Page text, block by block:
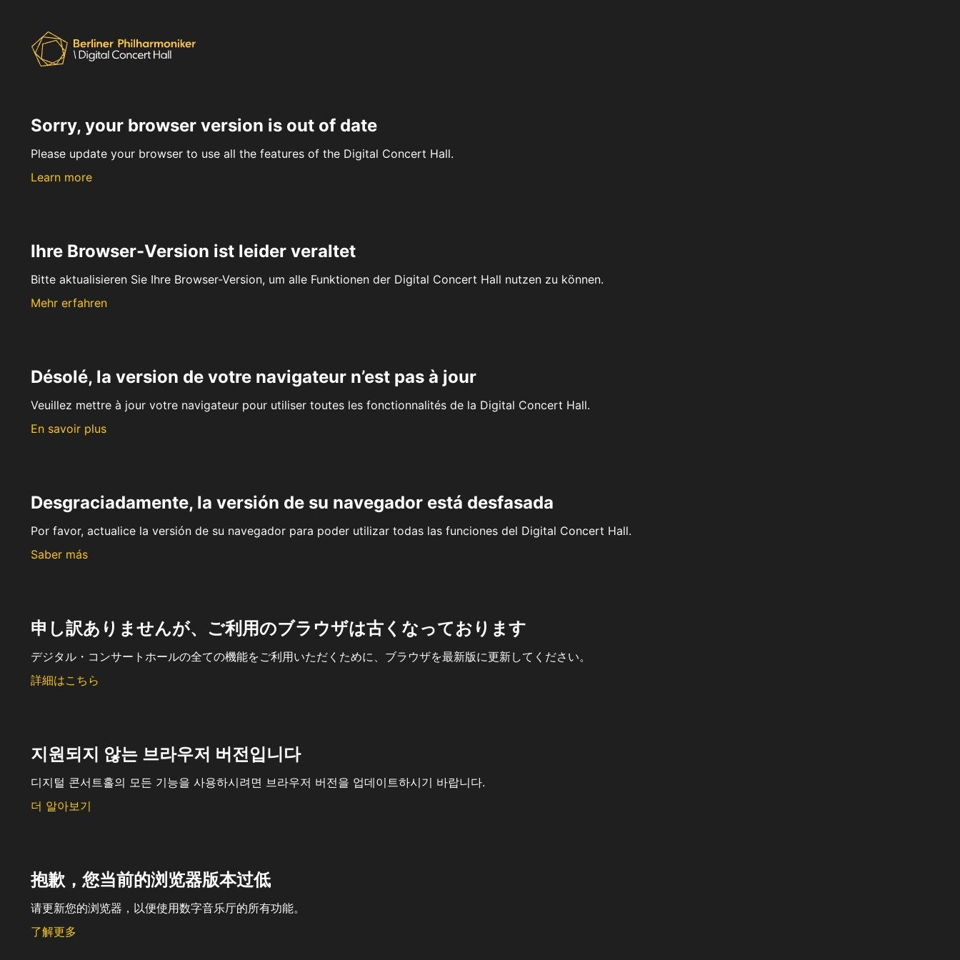
Sorry, your browser version is out of date
Please update your browser to use all the features of the Digital Concert Hall.
Learn more
Ihre Browser-Version ist leider veraltet
Bitte aktualisieren Sie Ihre Browser-Version, um alle Funktionen der Digital Concert Hall nutzen zu können.
Mehr erfahren
Désolé, la version de votre navigateur n’est pas à jour
Veuillez mettre à jour votre navigateur pour utiliser toutes les fonctionnalités de la Digital Concert Hall.
En savoir plus
Desgraciadamente, la versión de su navegador está desfasada
Por favor, actualice la versión de su navegador para poder utilizar todas las funciones del Digital Concert Hall.
Saber más
申し訳ありませんが、ご利用のブラウザは古くなっております
デジタル・コンサートホールの全ての機能をご利用いただくために、ブラウザを最新版に更新してください。
詳細はこちら
지원되지 않는 브라우저 버전입니다
디지털 콘서트홀의 모든 기능을 사용하시려면 브라우저 버전을 업데이트하시기 바랍니다.
더 알아보기
抱歉，您当前的浏览器版本过低
请更新您的浏览器，以便使用数字音乐厅的所有功能。
了解更多